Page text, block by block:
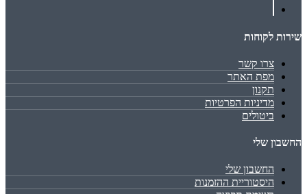
שירות לקוחות
צרו קשר
מפת האתר
תקנון
מדיניות הפרטיות
ביטולים
החשבון שלי
החשבון שלי
היסטוריית ההזמנות